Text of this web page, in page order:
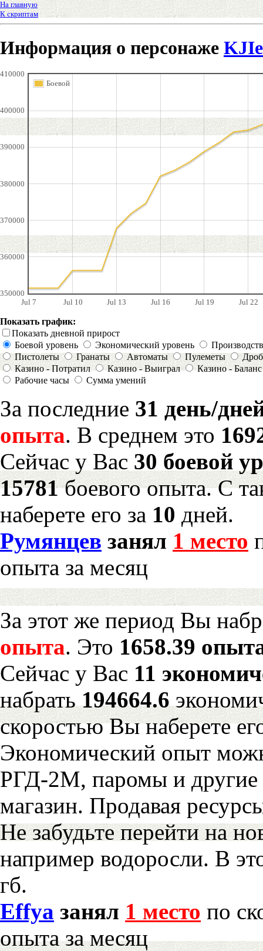
На главную
К скриптам
Информация о персонаже
Jul 7 Jul 10 Jul 13 Jul 16 Jul 19 Jul 22
350000
360000
370000
380000
390000
400000
410000
Боевой
Показать график:
Показать дневной прирост
Боевой уровень
Экономический уровень
Пистолеты
Гранаты Автоматы Пулеметы
Казино - Потратил
Казино - Выиграл
Казино - Баланс
Рабочие часы
Сумма умений
За последние 31 день/
опыта. В среднем это
Сейчас у Вас 30 боевой
15781боевого опыта. С
наберете его за 10 дней.
Румянцев занял 1 место
опыта за месяц
За этот же период Вы
опыта. Это 1658.39
Сейчас у Вас 11
набрать194664.6
скоростью Вы наберете
Экономический опыт
РГД-2М, паромы и другие
магазин. Продавая
Не забудьте перейти на
например водоросли. В
гб.
Effya занял 1 место по
опыта за месяц